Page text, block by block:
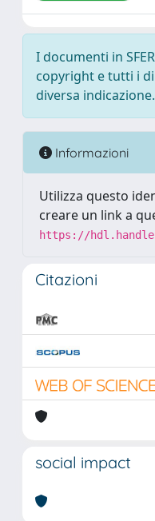
I documenti in
copyright e tutti i
diversa indicazione.
Informazioni
Utilizza questo
creare un link a
https://
Citazioni
social impact